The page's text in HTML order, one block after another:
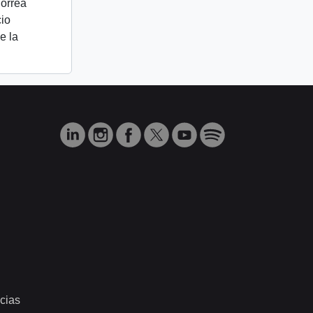
la